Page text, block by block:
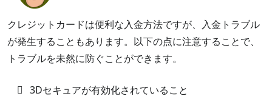
クレジットカードは便利な入金方法ですが、入金トラブル
が発生することもあります。以下の点に注意することで、
トラブルを未然に防ぐことができます。
3Dセキュアが有効化されていること